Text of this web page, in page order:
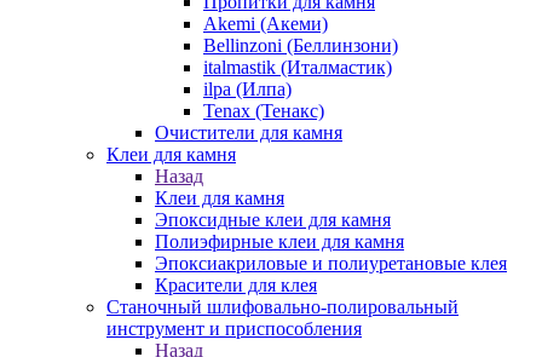
Akemi (Акеми)
Bellinzoni (Беллинзони)
italmastik (Италмастик)
ilpa (Илпа)
Tenax (Тенакс)
Очистители для камня
Клеи для камня
Назад
Клеи для камня
Эпоксидные клеи для камня
Полиэфирные клеи для камня
Эпоксиакриловые и полиуретановые клея
Красители для клея
Станочный шлифовально-полировальный
инструмент и приспособления
Назад